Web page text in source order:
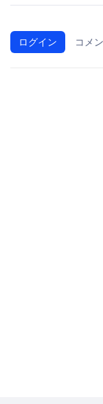
ログイン コメ